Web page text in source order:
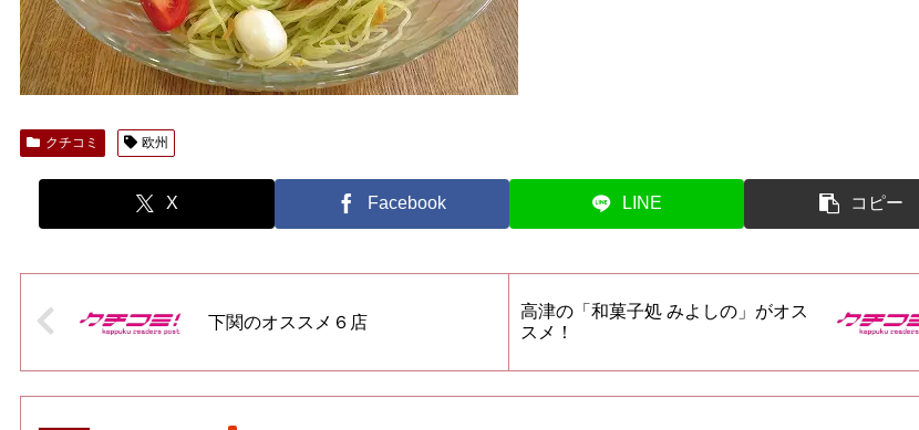
クチコミ 欧州
X Facebook LINE コピー
下関のオススメ６店
高津の「和菓子処 みよしの」がオス
スメ！